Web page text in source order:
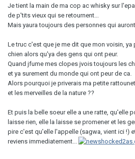
Je tient la main de ma cop ac whisky sur
de p'tits vieux qui se retournent...
Mais yaura toujours des personnes qui
Le truc c'est que je me dit que mon voisin,
chien alors qu'ya des gens qui ont peur.
Quand jfume mes clopes jvois toujours les
et ya surement du monde qui ont peur de ca.
Alors pourquoi je priverais ma petite
et les merveilles de la nature ??
Et puis la belle soeur elle a une ratte, qu'elle
laisse rien, elle la laisse se promener et les
pire c'est qu'elle l'appelle (sagwa, vient ici !)
reviens immediatement...